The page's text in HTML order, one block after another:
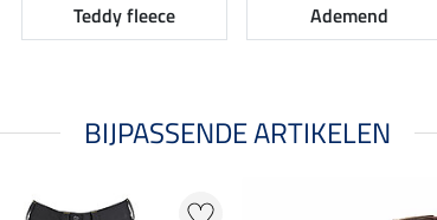
Teddy fleece Ademend
BIJPASSENDE ARTIKELEN